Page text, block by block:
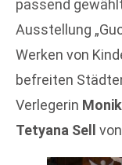
passend
Ausstellung
Werken von
befreiten
Verlegerin
Tetyana Sell